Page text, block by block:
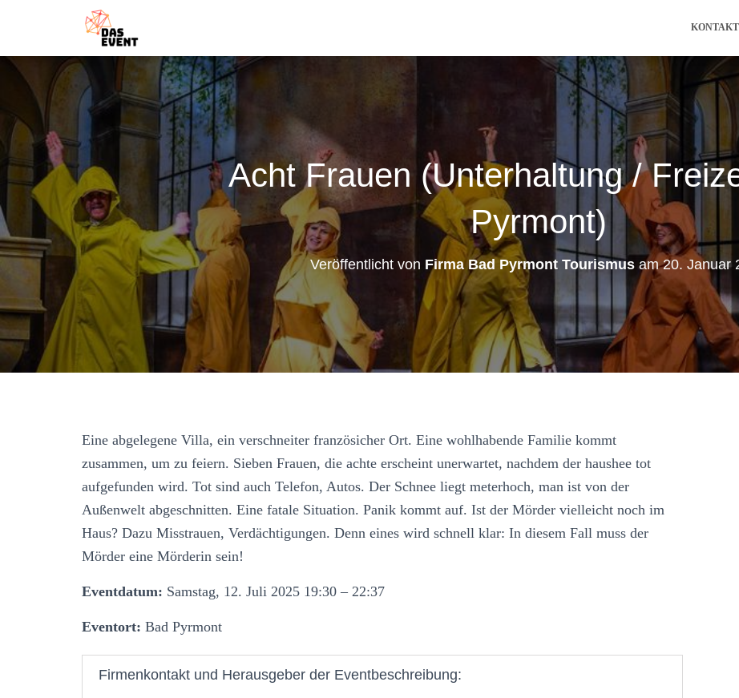
KONTAKT
Acht Frauen (Unterhaltung /
Pyrmont)
Veröffentlicht von Firma Bad Pyrmont Tourismus am20. Januar
Eine abgelegene Villa, ein verschneiter französicher Ort. Eine wohlhabende Familie kommt
zusammen, um zu feiern. Sieben Frauen, die achte erscheint unerwartet, nachdem der haushee tot
aufgefunden wird. Tot sind auch Telefon, Autos. Der Schnee liegt meterhoch, man ist von der
Außenwelt abgeschnitten. Eine fatale Situation. Panik kommt auf. Ist der Mörder vielleicht noch im
Haus? Dazu Misstrauen, Verdächtigungen. Denn eines wird schnell klar: In diesem Fall muss der
Mörder eine Mörderin sein!
Eventdatum: Samstag, 12. Juli 2025 19:30 – 22:37
Eventort: Bad Pyrmont
Firmenkontakt und Herausgeber der Eventbeschreibung: